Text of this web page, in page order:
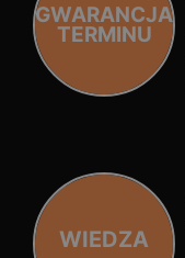
GWARANCJA
TERMINU
WIEDZA